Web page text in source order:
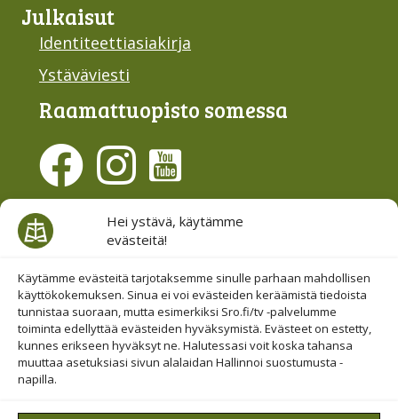
Hei ystävä, käytämme
evästeitä!
Käytämme evästeitä tarjotaksemme sinulle parhaan mahdollisen
käyttökokemuksen. Sinua ei voi evästeiden keräämistä tiedoista
tunnistaa suoraan, mutta esimerkiksi Sro.fi/tv -palvelumme
toiminta edellyttää evästeiden hyväksymistä. Evästeet on estetty,
kunnes erikseen hyväksyt ne. Halutessasi voit koska tahansa
muuttaa asetuksiasi sivun alalaidan Hallinnoi suostumusta -
napilla.
Julkaisut
Identiteettiasiakirja
Ystäväviesti
Raamattu­opisto somessa
Evästesuostumus
Hallinnoi evästeitä
Etsi sivuiltamme
© 2019-2026 Suomen Raamattuopiston Säätiö